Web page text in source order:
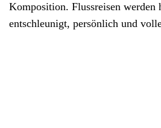
Komposition. Flussreisen werden
entschleunigt, persönlich und